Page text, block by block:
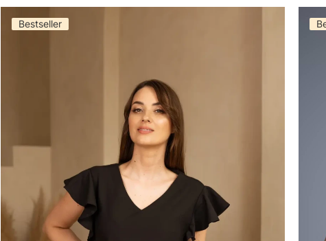
Bestseller